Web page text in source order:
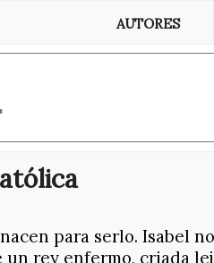
AUTORES
para serlo. Isabel
un rey enfermo, criada